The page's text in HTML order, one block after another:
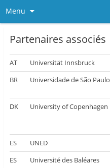
Menu
Partenaires associés
AT Universität Innsbruck
BR
Universidade de São Paulo
DK
University of Copenhagen
ES
UNED
ES
Université des Baléares